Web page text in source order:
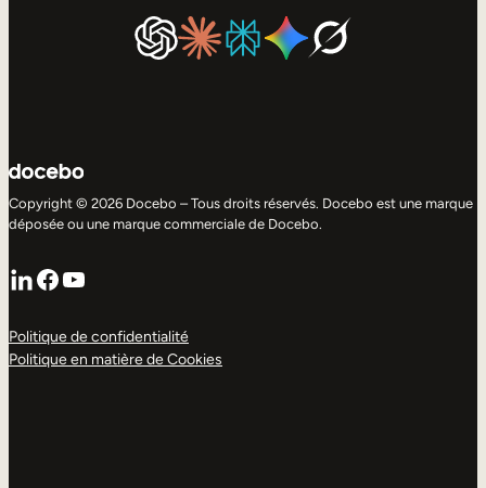
Copyright © 2026 Docebo – Tous droits réservés. Docebo est une marque
déposée ou une marque commerciale de Docebo.
LinkedIn
Facebook
YouTube
Politique de confidentialité
Politique en matière de Cookies